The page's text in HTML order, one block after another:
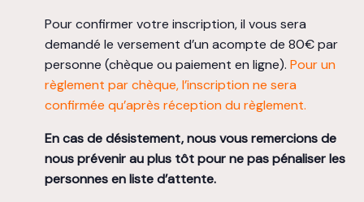
Pour confirmer votre inscription, il vous sera
demandé le versement d’un acompte de 80€ par
personne (chèque ou paiement en ligne). Pour un
règlement par chèque, l’inscription ne sera
confirmée qu’après réception du règlement.
En cas de désistement, nous vous remercions de
nous prévenir au plus tôt pour ne pas pénaliser les
personnes en liste d’attente.